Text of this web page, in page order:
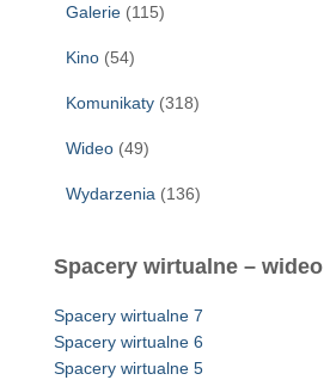
Galerie (115)
Kino (54)
Komunikaty (318)
Wideo (49)
Wydarzenia (136)
Spacery wirtualne – wideo
Spacery wirtualne 7
Spacery wirtualne 6
Spacery wirtualne 5